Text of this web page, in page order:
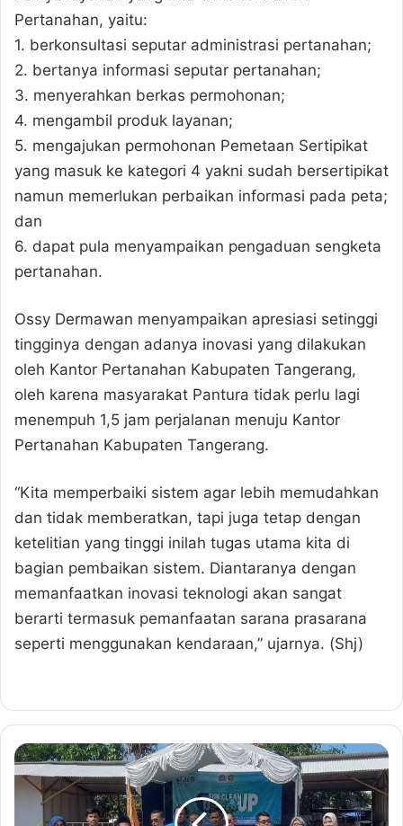
Pertanahan, yaitu:
1. berkonsultasi seputar administrasi pertanahan;
2. bertanya informasi seputar pertanahan;
3. menyerahkan berkas permohonan;
4. mengambil produk layanan;
5. mengajukan permohonan Pemetaan Sertipikat
yang masuk ke kategori 4 yakni sudah bersertipikat
namun memerlukan perbaikan informasi pada peta;
dan
6. dapat pula menyampaikan pengaduan sengketa
pertanahan.
Ossy Dermawan menyampaikan apresiasi setinggi
tingginya dengan adanya inovasi yang dilakukan
oleh Kantor Pertanahan Kabupaten Tangerang,
oleh karena masyarakat Pantura tidak perlu lagi
menempuh 1,5 jam perjalanan menuju Kantor
Pertanahan Kabupaten Tangerang.
“Kita memperbaiki sistem agar lebih memudahkan
dan tidak memberatkan, tapi juga tetap dengan
ketelitian yang tinggi inilah tugas utama kita di
bagian pembaikan sistem. Diantaranya dengan
memanfaatkan inovasi teknologi akan sangat
berarti termasuk pemanfaatan sarana prasarana
seperti menggunakan kendaraan,” ujarnya. (Shj)
K
l